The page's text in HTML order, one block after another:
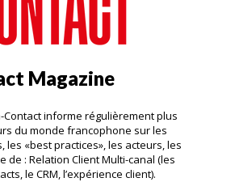
Magazine
Contact informe régulièrement plus
du monde francophone sur les
les «best practices», les acteurs, les
de : Relation Client Multi-canal (les
le CRM, l’expérience client).